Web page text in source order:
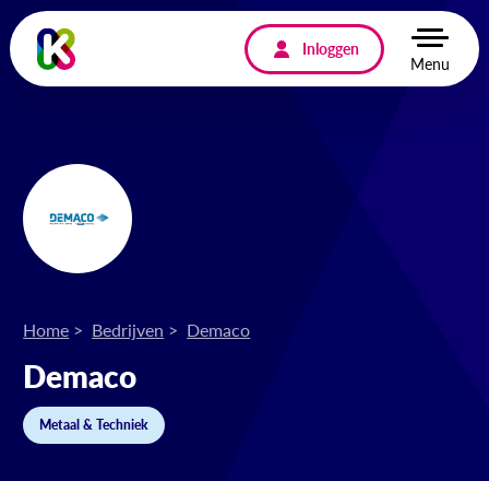
Inloggen
Menu
Home Bedrijven Demaco
Demaco
Metaal & Techniek